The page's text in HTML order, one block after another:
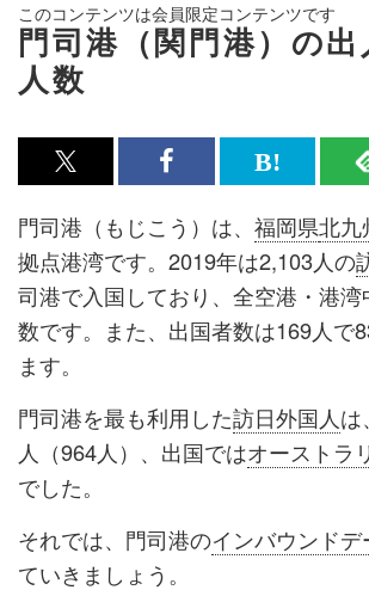
このコンテンツは会員限定コンテンツです
門司港（関門港）の出
人数
x<br>
で
記
事
を
シ
ェ
ア
す
る
Facebook<br>
で
記
事
を
シ
ア
す
は
て
な
ブ
ッ
ク
ー
ク
追
加
門司港（もじこう）は、 福岡県北九
拠点港湾です。2019年は2,103人の
司港で入国しており、全空港・港
数です。また、出国者数は169人で
ます。
門司港を最も利用した訪日外国人は
人（964人）、出国ではオーストラ
でした。
それでは、門司港のインバウンドデ
ていきましょう。